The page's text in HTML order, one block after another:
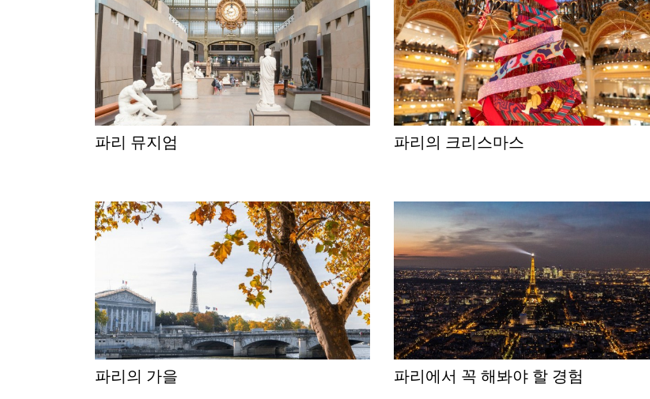
파리 뮤지엄 파리의 크리스마스
파리의 가을 파리에서 꼭 해봐야 할 경험